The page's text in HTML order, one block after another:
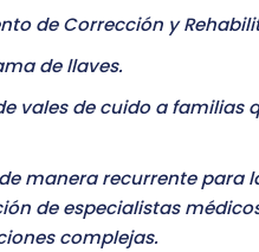
de Corrección y
de llaves.
vales de cuido a familias
manera recurrente para
de especialistas
complejas.